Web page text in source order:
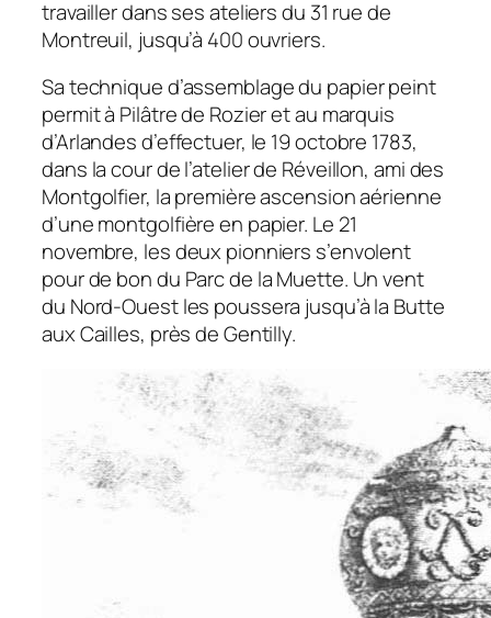
travailler dans ses ateliers du 31 rue de
Montreuil, jusqu’à 400 ouvriers.
Sa technique d’assemblage du papier peint
permit à Pilâtre de Rozier et au marquis
d’Arlandes d’effectuer, le 19 octobre 1783,
dans la cour de l’atelier de Réveillon, ami des
Montgolfier, la première ascension aérienne
d’une montgolfière en papier. Le 21
novembre, les deux pionniers s’envolent
pour de bon du Parc de la Muette. Un vent
du Nord-Ouest les poussera jusqu’à la Butte
aux Cailles, près de Gentilly.